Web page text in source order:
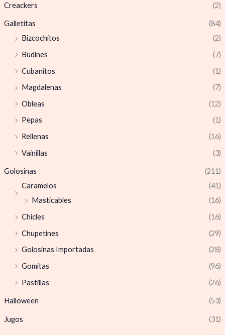
Creackers (2)
Galletitas
(84)
Bizcochitos
(2)
Budines
(7)
Cubanitos
(1)
Magdalenas
(7)
Obleas
(12)
Pepas
(1)
Rellenas
(16)
Vainillas
(3)
Golosinas
(211)
Caramelos
(41)
Masticables
(16)
Chicles
(16)
Chupetines
(29)
Golosinas Importadas
(28)
Gomitas
(96)
Pastillas
(26)
Halloween (53)
Jugos (31)